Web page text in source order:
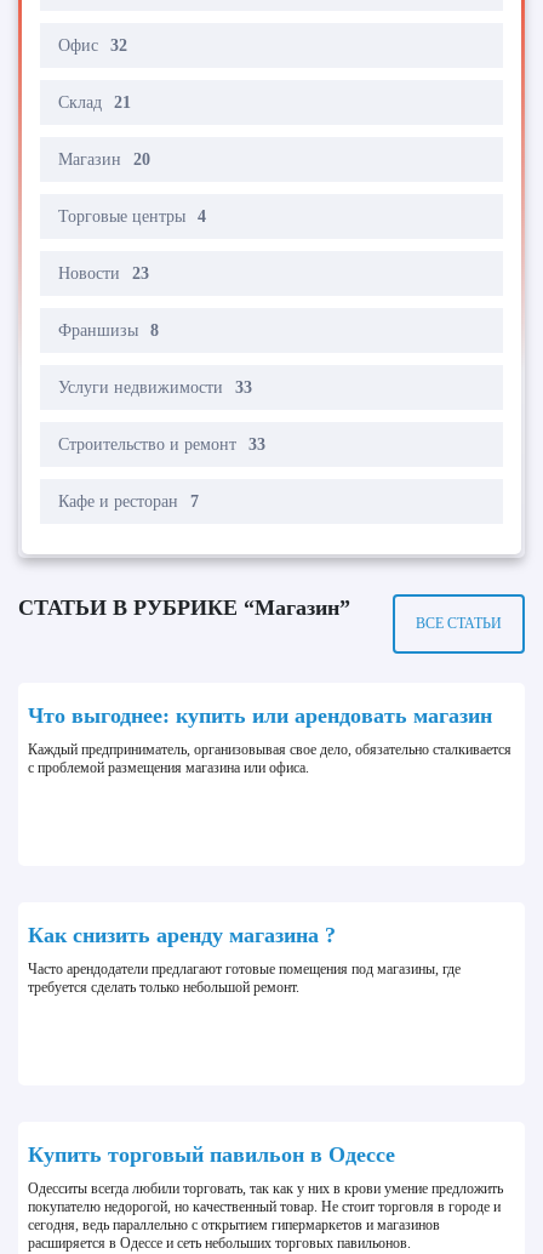
Офис 32
Склад 21
Магазин 20
Торговые центры 4
Новости 23
Франшизы 8
Услуги недвижимости 33
Строительство и ремонт 33
Кафе и ресторан 7
СТАТЬИ В РУБРИКЕ “Магазин”
ВСЕ СТАТЬИ
Что выгоднее: купить или арендовать магазин
Каждый предприниматель, организовывая свое дело, обязательно сталкивается
с проблемой размещения магазина или офиса.
Как снизить аренду магазина ?
Часто арендодатели предлагают готовые помещения под магазины, где
требуется сделать только небольшой ремонт.
Купить торговый павильон в Одессе
Одесситы всегда любили торговать, так как у них в крови умение предложить
покупателю недорогой, но качественный товар. Не стоит торговля в городе и
сегодня, ведь параллельно с открытием гипермаркетов и магазинов
расширяется в Одессе и сеть небольших торговых павильонов.